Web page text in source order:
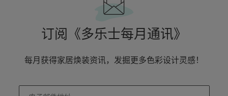
订阅《多乐士每月通讯》
每月获得家居焕装资讯，发掘更多色彩设计灵感！